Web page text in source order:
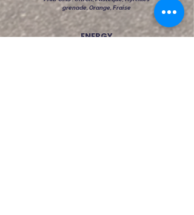
grenade, Orange, Fraise
ENERGY